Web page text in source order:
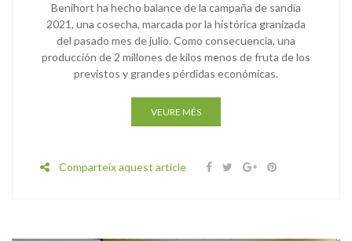
Benihort ha hecho balance de la campaña de sandía
2021, una cosecha, marcada por la histórica granizada
del pasado mes de julio. Como consecuencia, una
producción de 2 millones de kilos menos de fruta de los
previstos y grandes pérdidas económicas.
VEURE MÉS
Comparteix aquest article